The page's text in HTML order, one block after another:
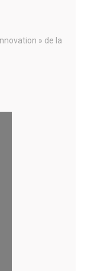
» de la